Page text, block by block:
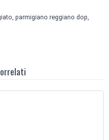
parmigiano reggiano dop,